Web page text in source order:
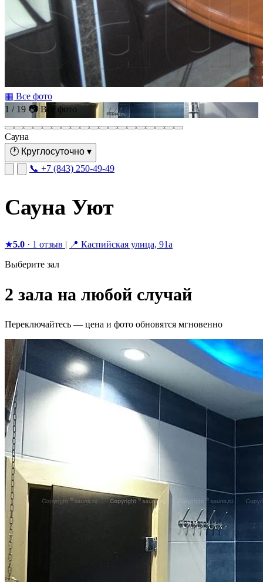
▦ Все фото
1 / 19 📷 Все фото
Сауна
🕐 Круглосуточно ▾
📞 +7 (843) 250-49-49
Сауна Уют
★5.0 · 1 отзыв | 📍 Каспийская улица, 91а
Выберите зал
2 зала на любой случай
Переключайтесь — цена и фото обновятся мгновенно